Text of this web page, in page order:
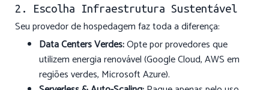
2. Escolha Infraestrutura Sustentável
Seu provedor de hospedagem faz toda a diferença:
Data Centers Verdes:Opte por provedores que
utilizem energia renovável (Google Cloud, AWS em
regiões verdes, Microsoft Azure).